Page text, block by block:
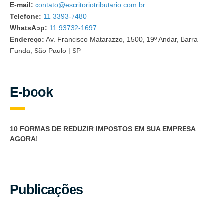
E-mail: contato@escritoriotributario.com.br
Telefone: 11 3393-7480
WhatsApp: 11 93732-1697
Endereço: Av. Francisco Matarazzo, 1500, 19º Andar, Barra
Funda, São Paulo | SP
E-book
10 FORMAS DE REDUZIR IMPOSTOS EM SUA EMPRESA
AGORA!
Publicações